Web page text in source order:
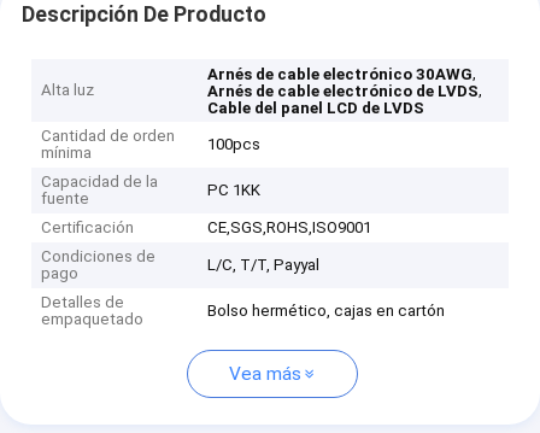
Descripción De Producto
Alta luz
Arnés de cable electrónico 30AWG,
Arnés de cable electrónico de LVDS,
Cable del panel LCD de LVDS
Cantidad de orden
mínima
100pcs
Capacidad de la
fuente
PC 1KK
Certificación
CE,SGS,ROHS,ISO9001
Condiciones de
pago
L/C, T/T, Payyal
Detalles de
empaquetado
Bolso hermético, cajas en cartón
Vea más